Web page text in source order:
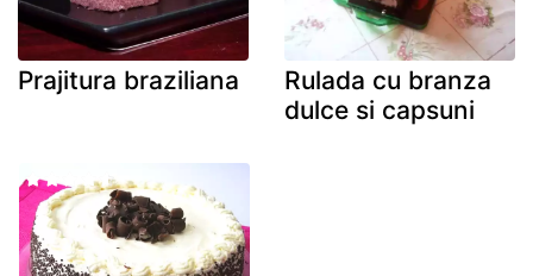
Prajitura braziliana
Rulada cu branza
dulce si capsuni